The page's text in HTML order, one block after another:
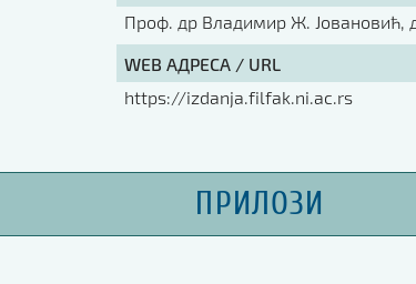
Проф. др Владимир Ж. Јовановић,
WEB АДРЕСА / URL
https://izdanja.filfak.ni.ac.rs
ПРИЛОЗИ